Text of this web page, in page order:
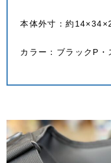
本体外寸：約
カラー：ブラックP